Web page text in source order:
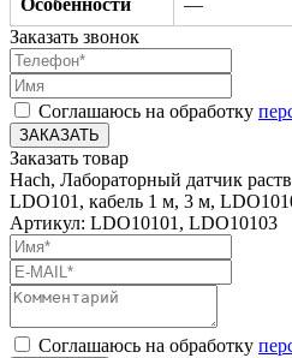
Заказать звонок
Соглашаюсь на обработку
ЗАКАЗАТЬ
Заказать товар
Hach, Лабораторный датчик
LDO101, кабель 1 м, 3 м,
Артикул: LDO10101, LDO10103
Соглашаюсь на обработку